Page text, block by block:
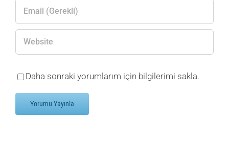
Daha sonraki yorumlarım için bilgilerimi sakla.